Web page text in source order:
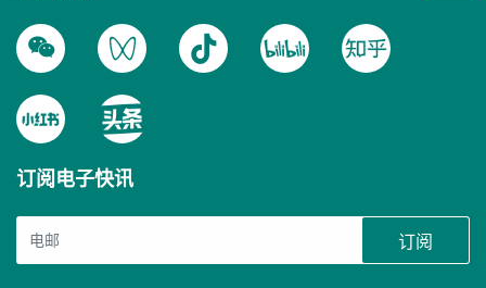
订阅电子快讯
订阅